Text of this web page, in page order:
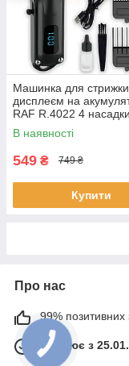
Машинка для
дисплеєм на
RAF R.4022 4 насадки
В наявності
549 ₴ 749 ₴
Купити
Про нас
99% позитивних
Працює з